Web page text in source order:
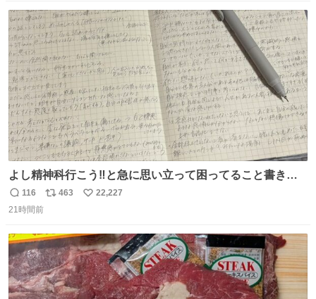
ト
数
数
よし精神科行こう‼️と急に思い立って困ってること書き出
してたらペン止まらなくなってすごい勢いで埋まってワロ
タ
返
信
116
リ
ト
数
463
い
数
22,227
21時間前